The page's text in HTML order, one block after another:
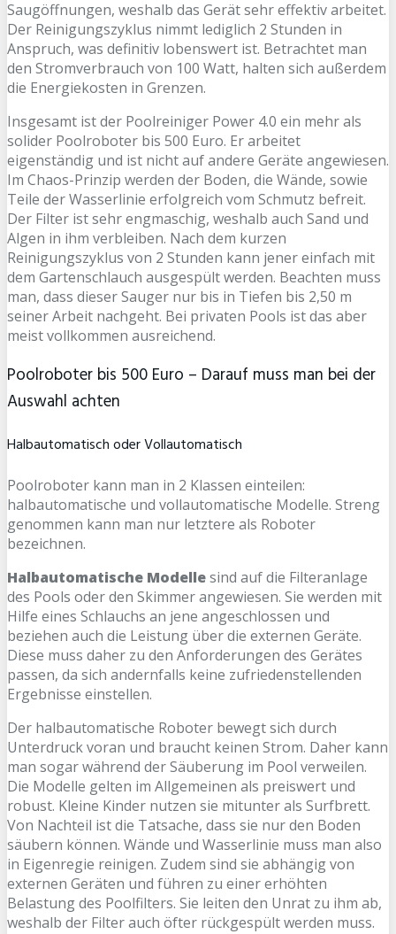
Saugöffnungen, weshalb das Gerät sehr effektiv arbeitet.
Der Reinigungszyklus nimmt lediglich 2 Stunden in
Anspruch, was definitiv lobenswert ist. Betrachtet man
den Stromverbrauch von 100 Watt, halten sich außerdem
die Energiekosten in Grenzen.
Insgesamt ist der Poolreiniger Power 4.0 ein mehr als
solider Poolroboter bis 500 Euro. Er arbeitet
eigenständig und ist nicht auf andere Geräte angewiesen.
Im Chaos-Prinzip werden der Boden, die Wände, sowie
Teile der Wasserlinie erfolgreich vom Schmutz befreit.
Der Filter ist sehr engmaschig, weshalb auch Sand und
Algen in ihm verbleiben. Nach dem kurzen
Reinigungszyklus von 2 Stunden kann jener einfach mit
dem Gartenschlauch ausgespült werden. Beachten muss
man, dass dieser Sauger nur bis in Tiefen bis 2,50 m
seiner Arbeit nachgeht. Bei privaten Pools ist das aber
meist vollkommen ausreichend.
Poolroboter bis 500 Euro – Darauf muss man bei der
Auswahl achten
Halbautomatisch oder Vollautomatisch
Poolroboter kann man in 2 Klassen einteilen:
halbautomatische und vollautomatische Modelle. Streng
genommen kann man nur letztere als Roboter
bezeichnen.
Halbautomatische Modellesind auf die Filteranlage
des Pools oder den Skimmer angewiesen. Sie werden mit
Hilfe eines Schlauchs an jene angeschlossen und
beziehen auch die Leistung über die externen Geräte.
Diese muss daher zu den Anforderungen des Gerätes
passen, da sich andernfalls keine zufriedenstellenden
Ergebnisse einstellen.
Der halbautomatische Roboter bewegt sich durch
Unterdruck voran und braucht keinen Strom. Daher kann
man sogar während der Säuberung im Pool verweilen.
Die Modelle gelten im Allgemeinen als preiswert und
robust. Kleine Kinder nutzen sie mitunter als Surfbrett.
Von Nachteil ist die Tatsache, dass sie nur den Boden
säubern können. Wände und Wasserlinie muss man also
in Eigenregie reinigen. Zudem sind sie abhängig von
externen Geräten und führen zu einer erhöhten
Belastung des Poolfilters. Sie leiten den Unrat zu ihm ab,
weshalb der Filter auch öfter rückgespült werden muss.